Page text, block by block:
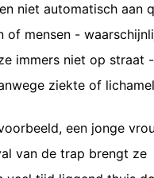
niet automatisch aan
of mensen -
immers niet op straat
ziekte of
een jonge
van de trap brengt ze